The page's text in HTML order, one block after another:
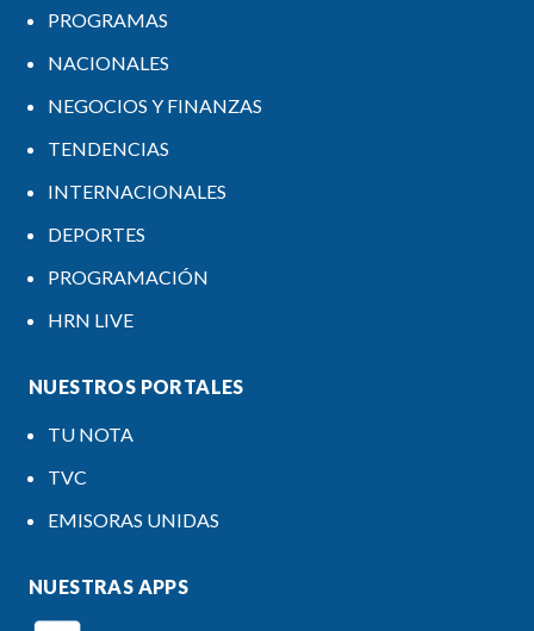
PROGRAMAS
NACIONALES
NEGOCIOS Y FINANZAS
TENDENCIAS
INTERNACIONALES
DEPORTES
PROGRAMACIÓN
HRN LIVE
NUESTROS PORTALES
TU NOTA
TVC
EMISORAS UNIDAS
NUESTRAS APPS